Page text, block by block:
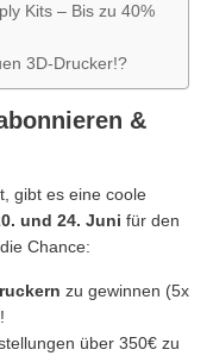
Kits – Bis zu 40%
3D-Drucker!?
&
gibt es eine coole
und 24. Juni für den
Chance:
zu gewinnen (5x
über 350€ zu